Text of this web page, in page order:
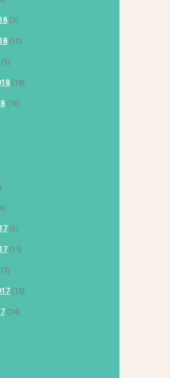
(3)
(10)
(9)
(18)
(18)
(6)
(15)
(3)
(15)
(24)